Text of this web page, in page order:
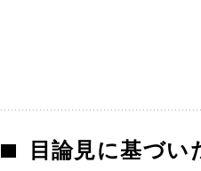
目論見に基づい